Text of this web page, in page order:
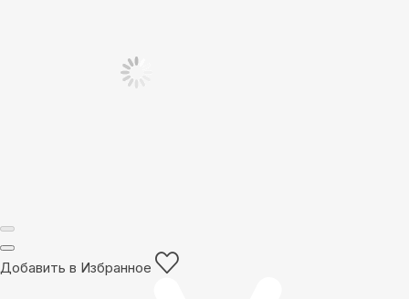
Добавить в Избранное